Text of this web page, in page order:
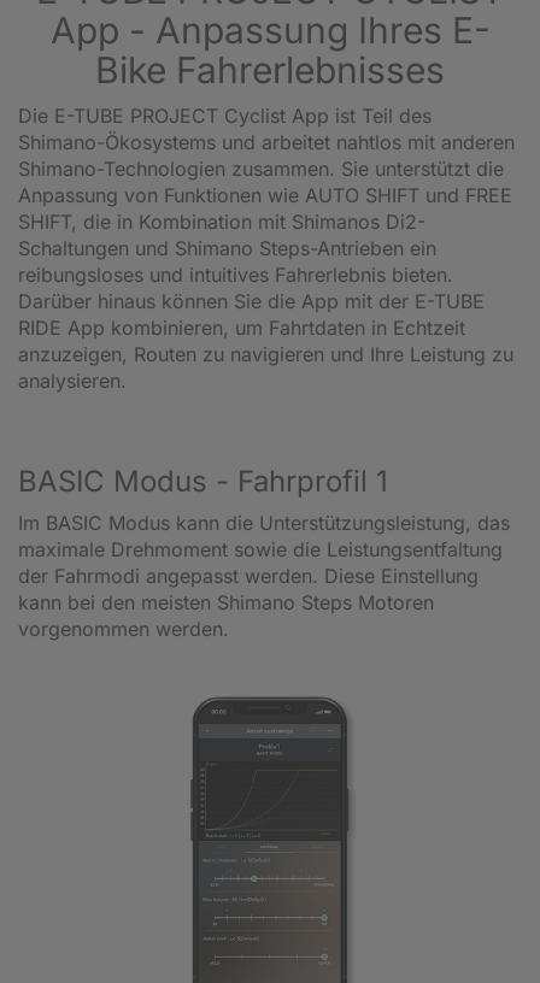
App - Anpassung Ihres E-
Bike Fahrerlebnisses
Die E-TUBE PROJECT Cyclist App ist Teil des
Shimano-Ökosystems und arbeitet nahtlos mit anderen
Shimano-Technologien zusammen. Sie unterstützt die
Anpassung von Funktionen wie AUTO SHIFT und FREE
SHIFT, die in Kombination mit Shimanos Di2-
Schaltungen und Shimano Steps-Antrieben ein
reibungsloses und intuitives Fahrerlebnis bieten.
Darüber hinaus können Sie die App mit der E-TUBE
RIDE App kombinieren, um Fahrtdaten in Echtzeit
anzuzeigen, Routen zu navigieren und Ihre Leistung zu
analysieren.
BASIC Modus - Fahrprofil 1
Im BASIC Modus kann die Unterstützungsleistung, das
maximale Drehmoment sowie die Leistungsentfaltung
der Fahrmodi angepasst werden. Diese Einstellung
kann bei den meisten Shimano Steps Motoren
vorgenommen werden.